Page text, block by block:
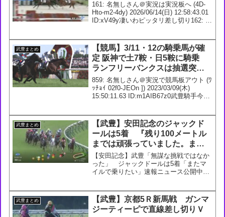
161: 名無しさん＠実況は実況板へ (4D-
Hto-m2-4dy) 2026/06/14(日) 12:58:43.01
ID:xV49y凄いわピッタリ差し切り162: 名
武豊まとめ
【競馬】3/11・12の騎乗馬が確
定 阪神で土7鞍・日5鞍に騎乗
ランフリーバンクスは抽選突
破 ソーダズリングがいない
859: 名無しさん＠実況で競馬板アウト (ﾜ
ｯﾁｮｲ 02f0-JEOn ]) 2023/03/09(木)
15:50:11.63 ID:m1AIB67z0武豊騎手今週
武豊まとめ
【武豊】安田記念のジャックド
ールは5着 『残り100メートル
までは頑張っていました。また
マイルで乗りたいですね』
【安田記念】武豊「無謀な挑戦ではなか
った」 ジャックドールは5着「またマ
イルで乗りたい」速報ニュース公開中！
しさん＠実況で競馬板アウト ...
武豊まとめ
【武豊】京都5Ｒ新馬戦 ガンマ
ジーティーピで直線差し切りＶ